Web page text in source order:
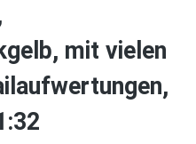
mit vielen